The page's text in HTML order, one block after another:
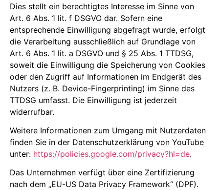
Dies stellt ein berechtigtes Interesse im Sinne von
Art. 6 Abs. 1 lit. f DSGVO dar. Sofern eine
entsprechende Einwilligung abgefragt wurde, erfolgt
die Verarbeitung ausschließlich auf Grundlage von
Art. 6 Abs. 1 lit. a DSGVO und § 25 Abs. 1 TTDSG,
soweit die Einwilligung die Speicherung von Cookies
oder den Zugriff auf Informationen im Endgerät des
Nutzers (z. B. Device-Fingerprinting) im Sinne des
TTDSG umfasst. Die Einwilligung ist jederzeit
widerrufbar.
Weitere Informationen zum Umgang mit Nutzerdaten
finden Sie in der Datenschutzerklärung von YouTube
unter: https://policies.google.com/privacy?hl=de.
Das Unternehmen verfügt über eine Zertifizierung
nach dem „EU-US Data Privacy Framework“ (DPF).